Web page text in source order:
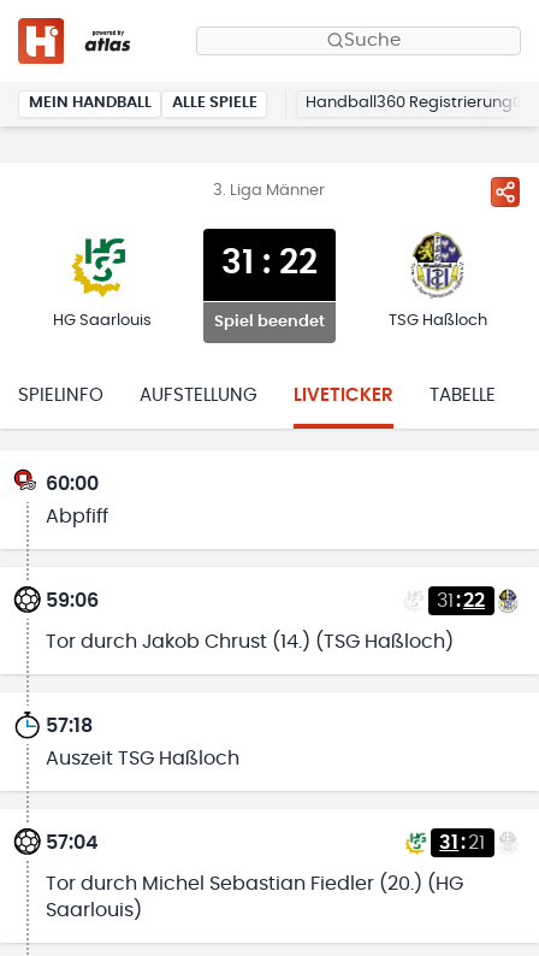
Suche
MEIN HANDBALL ALLE SPIELE Handball360 Registrierung
3. Liga Männer
HG Saarlouis
31 : 22
Spiel beendet TSG Haßloch
SPIELINFO AUFSTELLUNG LIVETICKER TABELLE
60:00
Abpfiff
59:06 31 :22
Tor durch Jakob Chrust (14.) (TSG Haßloch)
57:18
Auszeit TSG Haßloch
57:04 31 :21
Tor durch Michel Sebastian Fiedler (20.) (HG
Saarlouis)